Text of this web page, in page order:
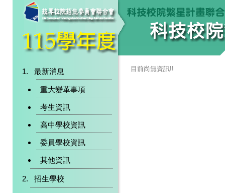
最新消息
重大變革事項
考生資訊
高中學校資訊
委員學校資訊
其他資訊
招生學校
目前尚無資訊!!